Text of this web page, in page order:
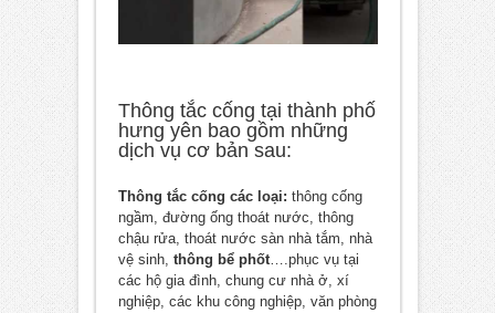
Thông tắc cống tại thành phố
hưng yên bao gồm những
dịch vụ cơ bản sau:
Thông tắc cống các loại: thông cống
ngầm, đường ống thoát nước, thông
chậu rửa, thoát nước sàn nhà tắm, nhà
vệ sinh, thông bể phốt….phục vụ tại
các hộ gia đình, chung cư nhà ở, xí
nghiệp, các khu công nghiệp, văn phòng